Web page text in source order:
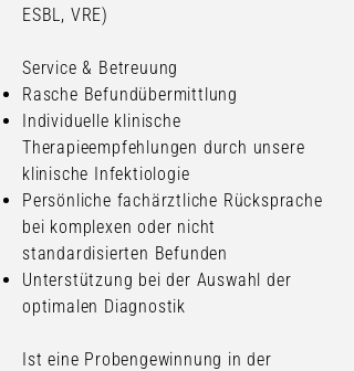
ESBL, VRE)
Service & Betreuung
Rasche Befundübermittlung
Individuelle klinische
Therapieempfehlungen durch unsere
klinische Infektiologie
Persönliche fachärztliche Rücksprache
bei komplexen oder nicht
standardisierten Befunden
Unterstützung bei der Auswahl der
optimalen Diagnostik
Ist eine Probengewinnung in der